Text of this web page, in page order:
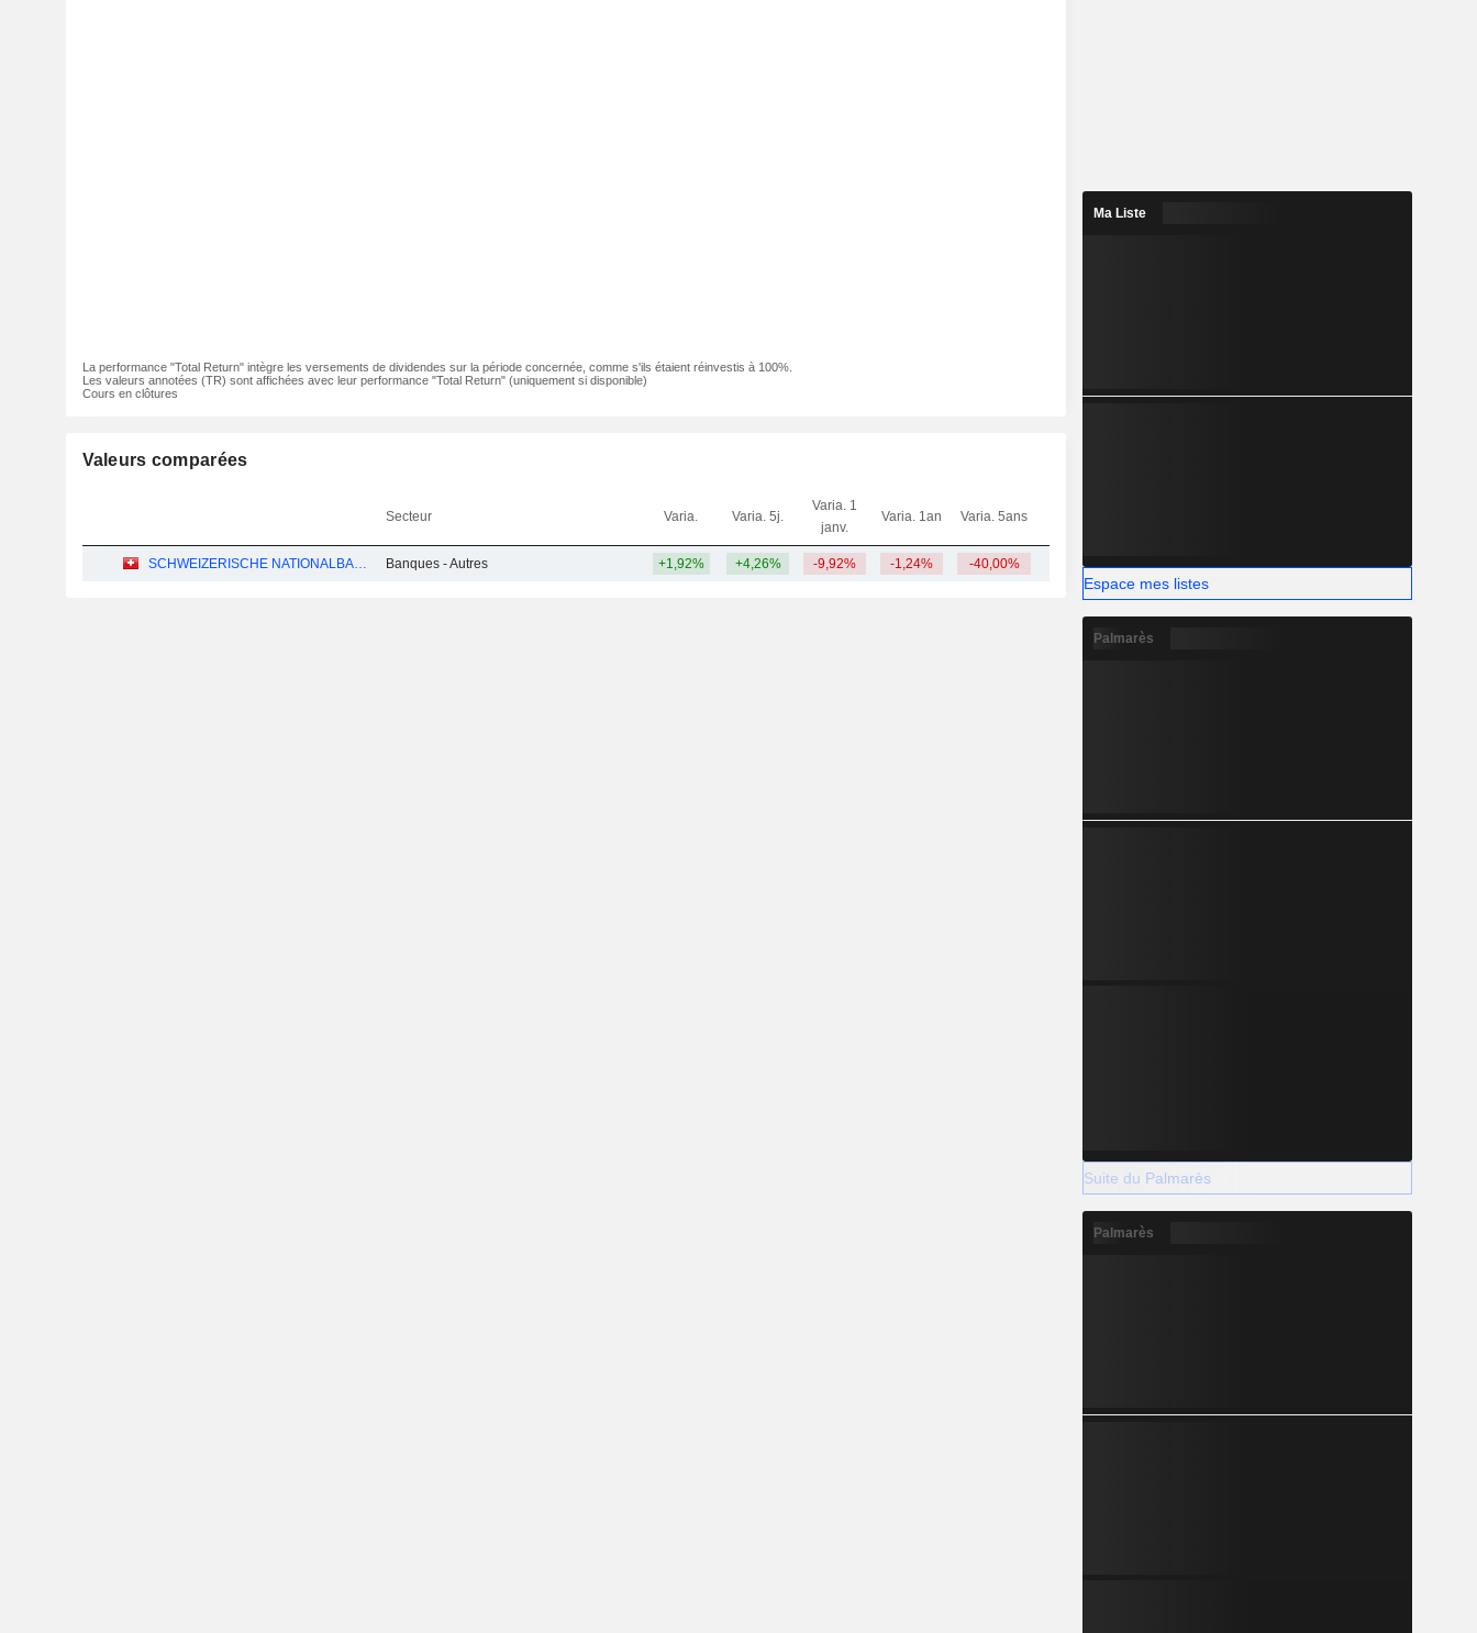
La performance "Total Return" intègre les versements de dividendes sur la période concernée, comme s'ils étaient réinvestis à 100%.
Les valeurs annotées (TR) sont affichées avec leur performance "Total Return" (uniquement si disponible)
Cours en clôtures
Valeurs comparées
Secteur Varia. Varia. 5j.
Varia. 1
janv.
Varia. 1an Varia. 5ans
SCHWEIZERISCHE NATIONALBANK Banques - Autres +1,92% +4,26% -9,92% -1,24% -40,00% 384 M
Ma Liste
Espace mes listes
Palmarès
Suite du Palmarès
Palmarès